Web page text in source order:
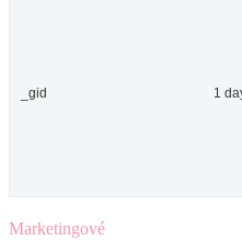
_gid 1
Marketingové